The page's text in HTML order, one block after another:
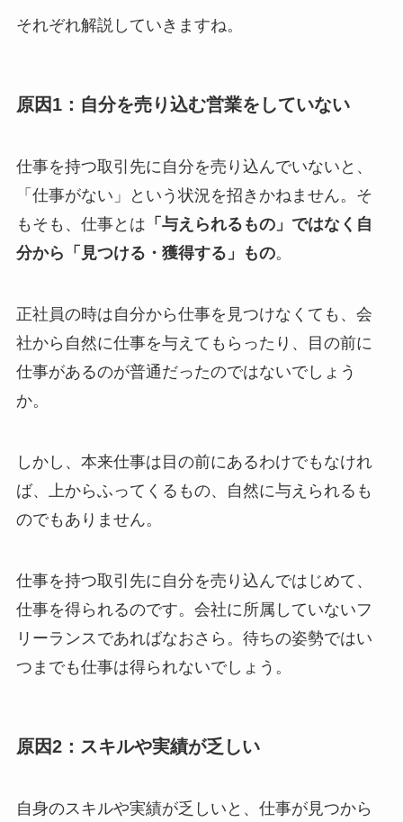
それぞれ解説していきますね。
原因1：自分を売り込む営業をしていない
仕事を持つ取引先に自分を売り込んでいないと、
「仕事がない」という状況を招きかねません。そ
もそも、仕事とは 「与えられるもの」ではなく自
分から「見つける・獲得する」もの。
正社員の時は自分から仕事を見つけなくても、会
社から自然に仕事を与えてもらったり、目の前に
仕事があるのが普通だったのではないでしょう
か。
しかし、本来仕事は目の前にあるわけでもなけれ
ば、上からふってくるもの、自然に与えられるも
のでもありません。
仕事を持つ取引先に自分を売り込んではじめて、
仕事を得られるのです。会社に所属していないフ
リーランスであればなおさら。待ちの姿勢ではい
つまでも仕事は得られないでしょう。
原因2：スキルや実績が乏しい
自身のスキルや実績が乏しいと、仕事が見つから